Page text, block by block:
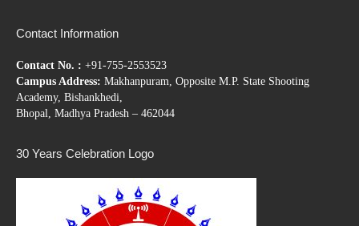
Contact Information
Contact No. : +91-755-2553523
Campus Address: Makhanpuram, Opposite M.P. State Shooting
Academy, Bishankhedi,
Bhopal, Madhya Pradesh – 462044
30 Years Celebration Logo